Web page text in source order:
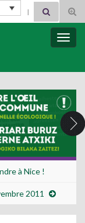
Search for:
à Nice !
2011